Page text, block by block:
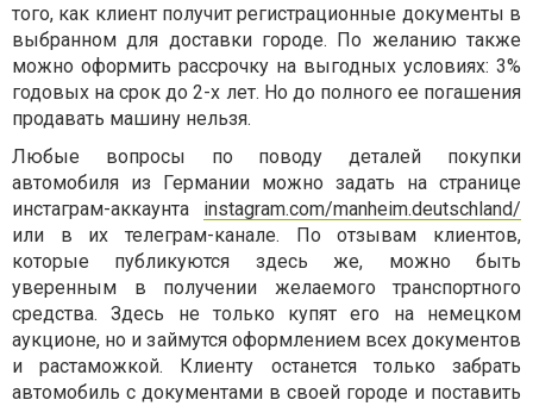
того, как клиент получит регистрационные документы в
выбранном для доставки городе. По желанию также
можно оформить рассрочку на выгодных условиях: 3%
годовых на срок до 2-х лет. Но до полного ее погашения
продавать машину нельзя.
Любые вопросы по поводу деталей покупки
автомобиля из Германии можно задать на странице
инстаграм-аккаунта instagram.com/manheim.deutschland/
или в их телеграм-канале. По отзывам клиентов,
которые публикуются здесь же, можно быть
уверенным в получении желаемого транспортного
средства.Здесь не только купят его на немецком
аукционе, но и займутся оформлением всех документов
и растаможкой. Клиенту останется только забрать
автомобиль с документами в своей городе и поставить